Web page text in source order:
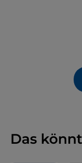
Das